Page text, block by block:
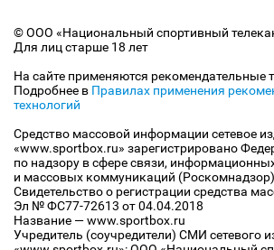
© ООО «Национальный спортивный
Для лиц старше 18 лет
На сайте применяются рекомендательные
Подробнее в Правилах применения
технологий
Средство массовой информации сетевое
«www.sportbox.ru» зарегистрировано
по надзору в сфере связи,
и массовых коммуникаций
Свидетельство о регистрации средства
Эл № ФС77-72613 от 04.04.2018
Название — www.sportbox.ru
Учредитель (соучредители) СМИ сетевого